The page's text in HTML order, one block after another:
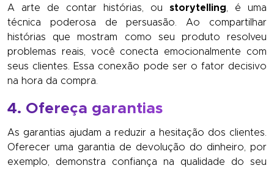
A arte de contar histórias, ou storytelling , é uma
técnica poderosa de persuasão. Ao compartilhar
histórias que mostram como seu produto resolveu
problemas reais, você conecta emocionalmente com
seus clientes. Essa conexão pode ser o fator decisivo
na hora da compra.
4. Ofereça garantias
As garantias ajudam a reduzir a hesitação dos clientes.
Oferecer uma garantia de devolução do dinheiro, por
exemplo, demonstra confiança na qualidade do seu